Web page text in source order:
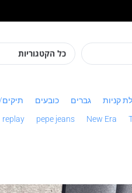
קניות גברים כובעים
New Era
pepe jeans
replay